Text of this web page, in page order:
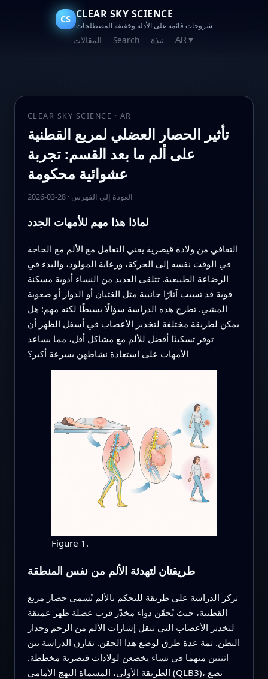
CS CLEAR SKY SCIENCE
شروحات قائمة على الأدلة وخفيفة المصطلحات
المقالات Search نبذة AR ▼
CLEAR SKY SCIENCE · AR
تأثير الحصار العضلي لمربع القطنية
على ألم ما بعد القسم: تجربة
عشوائية محكومة
2026-03-28· العودة إلى الفهرس
لماذا هذا مهم للأمهات الجدد
التعافي من ولادة قيصرية يعني التعامل مع الألم مع الحاجة
في الوقت نفسه إلى الحركة، ورعاية المولود، والبدء في
الرضاعة الطبيعية. تتلقى العديد من النساء أدوية مسكنة
قوية قد تسبب آثارًا جانبية مثل الغثيان أو الدوار أو صعوبة
المشي. تطرح هذه الدراسة سؤالًا بسيطًا لكنه مهم: هل
يمكن لطريقة مختلفة لتخدير الأعصاب في أسفل الظهر أن
توفر تسكينًا أفضل للألم مع مشاكل أقل، مما يساعد
الأمهات على استعادة نشاطهن بسرعة أكبر؟
Figure 1.
طريقتان لتهدئة الألم من نفس المنطقة
تركز الدراسة على طريقة للتحكم بالألم تُسمى حصار مربع
القطنية، حيث يُحقَن دواء مخدّر قرب عضلة ظهر عميقة
لتخدير الأعصاب التي تنقل إشارات الألم من الرحم وجدار
البطن. ثمة عدة طرق لوضع هذا الحقن. تقارن الدراسة بين
اثنتين منهما في نساء يخضعن لولادات قيصرية مخططة.
الطريقة الأولى، المسماة النهج الأمامي (QLB3)، تضع